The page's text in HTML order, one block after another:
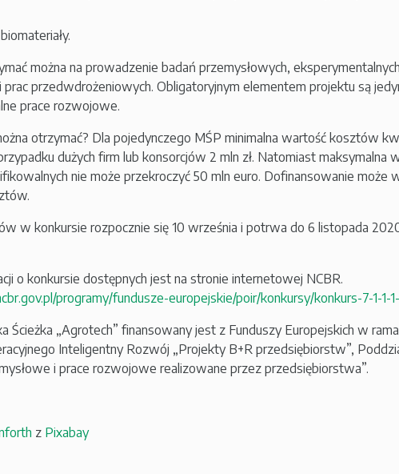
można na prowadzenie badań przemysłowych,
przedwdrożeniowych. Obligatoryjnym elementem projektu są
prace rozwojowe.
otrzymać? Dla pojedynczego MŚP minimalna wartość kosztów
dużych firm lub konsorcjów 2 mln zł. Natomiast maksymalna
nie może przekroczyć 50 mln euro. Dofinansowanie może
w konkursie rozpocznie się 10 września i potrwa do 6 listopada
o konkursie dostępnych jest na stronie internetowej NCBR.
programy/fundusze-europejskie/poir/konkursy/konkurs-7-1-1-
Ścieżka „Agrotech” finansowany jest z Funduszy Europejskich w
Inteligentny Rozwój „Projekty B+R przedsiębiorstw”,
i prace rozwojowe realizowane przez przedsiębiorstwa”.
z Pixabay